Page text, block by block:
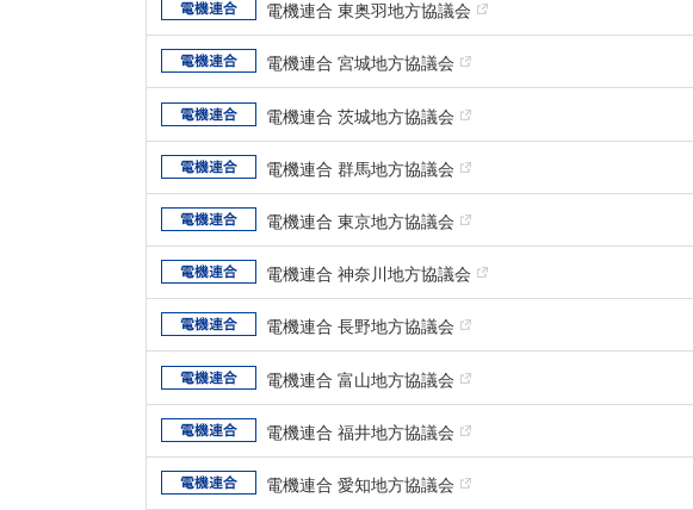
電機連合 東奥羽地方協議会
電機連合 宮城地方協議会
電機連合 茨城地方協議会
電機連合 群馬地方協議会
電機連合 東京地方協議会
電機連合 神奈川地方協議会
電機連合 長野地方協議会
電機連合 富山地方協議会
電機連合 福井地方協議会
電機連合 愛知地方協議会